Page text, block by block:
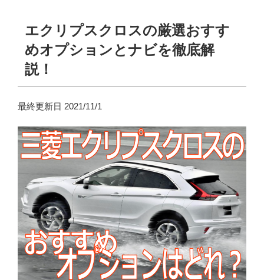
エクリプスクロスの厳選おすす
めオプションとナビを徹底解
説！
最終更新日 2021/11/1